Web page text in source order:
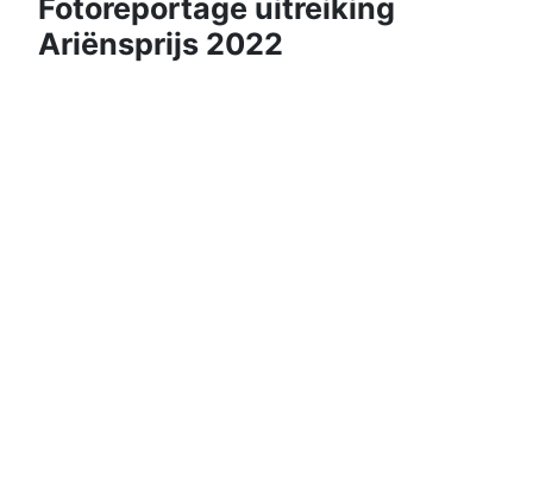
Fotoreportage uitreiking
Ariënsprijs 2022